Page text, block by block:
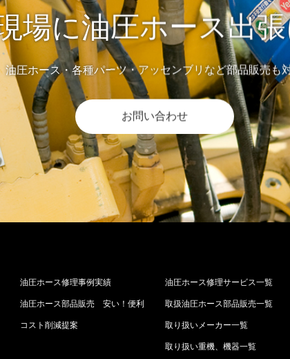
場に油圧ホース出
油圧ホース・各種パーツ・アッセンブリなど部品販売も
お問い合わせ
油圧ホース修理事例実績
油圧ホース部品販売 安い！便利
コスト削減提案
油圧ホース修理サービス一覧
取扱油圧ホース部品販売一覧
取り扱いメーカー一覧
取り扱い重機、機器一覧